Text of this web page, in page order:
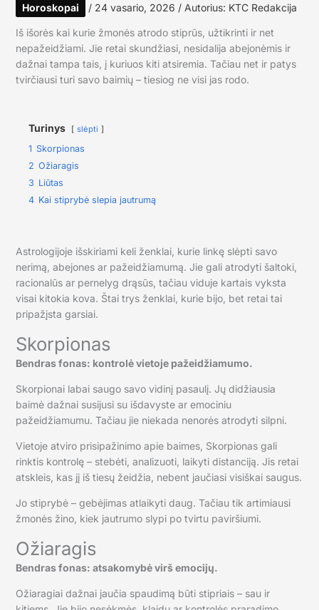
Horoskopai / 24 vasario, 2026 / Autorius: KTC Redakcija
Iš išorės kai kurie žmonės atrodo stiprūs, užtikrinti ir net
nepažeidžiami. Jie retai skundžiasi, nesidalija abejonėmis ir
dažnai tampa tais, į kuriuos kiti atsiremia. Tačiau net ir patys
tvirčiausi turi savo baimių – tiesiog ne visi jas rodo.
Turinys slėpti
1 Skorpionas
2 Ožiaragis
3 Liūtas
4 Kai stiprybė slepia jautrumą
Astrologijoje išskiriami keli ženklai, kurie linkę slėpti savo
nerimą, abejones ar pažeidžiamumą. Jie gali atrodyti šaltoki,
racionalūs ar pernelyg drąsūs, tačiau viduje kartais vyksta
visai kitokia kova. Štai trys ženklai, kurie bijo, bet retai tai
pripažįsta garsiai.
Skorpionas
Bendras fonas: kontrolė vietoje pažeidžiamumo.
Skorpionai labai saugo savo vidinį pasaulį. Jų didžiausia
baimė dažnai susijusi su išdavyste ar emociniu
pažeidžiamumu. Tačiau jie niekada nenorės atrodyti silpni.
Vietoje atviro prisipažinimo apie baimes, Skorpionas gali
rinktis kontrolę – stebėti, analizuoti, laikyti distanciją. Jis retai
atskleis, kas jį iš tiesų žeidžia, nebent jaučiasi visiškai saugus.
Jo stiprybė – gebėjimas atlaikyti daug. Tačiau tik artimiausi
žmonės žino, kiek jautrumo slypi po tvirtu paviršiumi.
Ožiaragis
Bendras fonas: atsakomybė virš emocijų.
Ožiaragiai dažnai jaučia spaudimą būti stipriais – sau ir